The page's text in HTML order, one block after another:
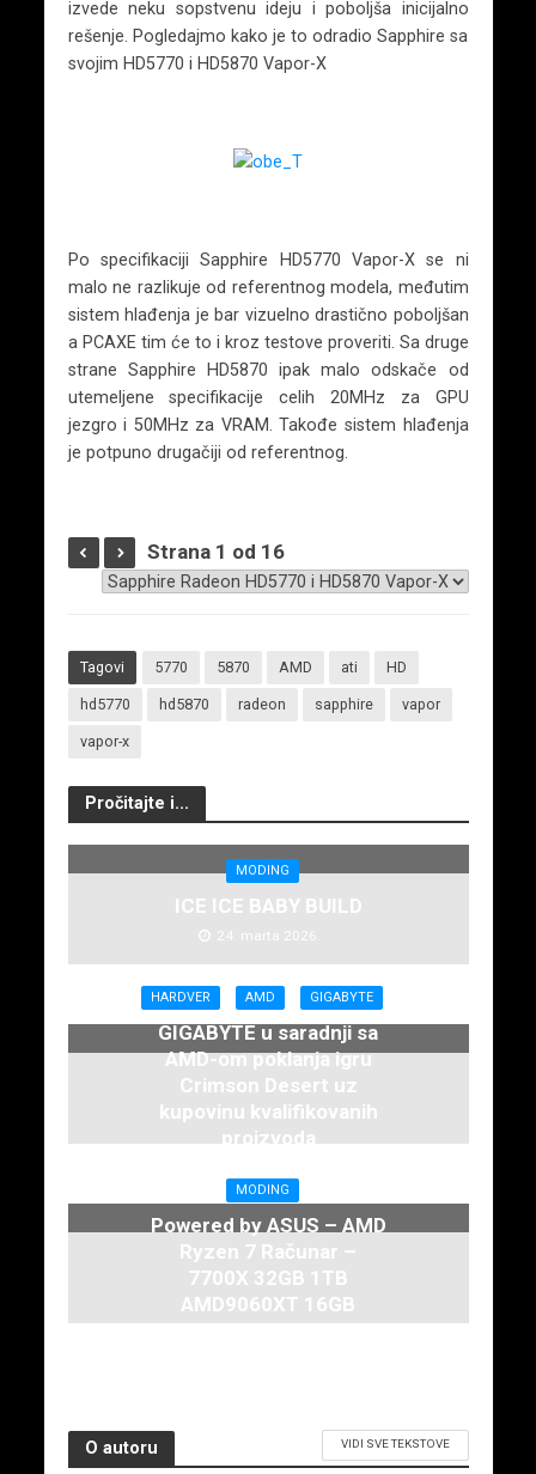
izvede neku sopstvenu ideju i poboljša inicijalno
rešenje. Pogledajmo kako je to odradio Sapphire sa
svojim HD5770 i HD5870 Vapor-X
Po specifikaciji Sapphire HD5770 Vapor-X se ni
malo ne razlikuje od referentnog modela, međutim
sistem hlađenja je bar vizuelno drastično poboljšan
a PCAXE tim će to i kroz testove proveriti. Sa druge
strane Sapphire HD5870 ipak malo odskače od
utemeljene specifikacije celih 20MHz za GPU
jezgro i 50MHz za VRAM. Takođe sistem hlađenja
je potpuno drugačiji od referentnog.
Strana 1 od 16
Tagovi 5770 5870 AMD ati HD
hd5770 hd5870 radeon sapphire vapor
vapor-x
Pročitajte i...
MODING
ICE ICE BABY BUILD
24. marta 2026.
HARDVER AMD GIGABYTE
GIGABYTE u saradnji sa
AMD-om poklanja igru
Crimson Desert uz
kupovinu kvalifikovanih
proizvoda
MODING
Powered by ASUS – AMD
Ryzen 7 Računar –
7700X 32GB 1TB
AMD9060XT 16GB
O autoru VIDI SVE TEKSTOVE